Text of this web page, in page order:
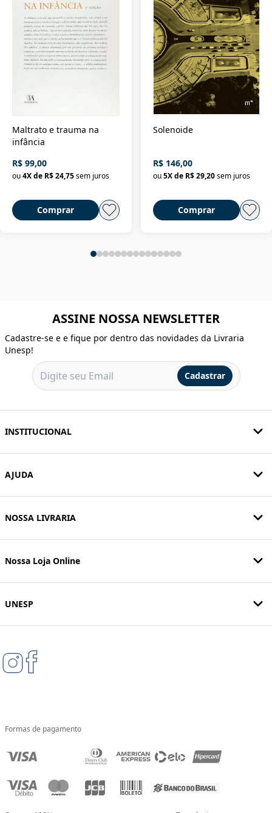
Maltrato e trauma na
infância
R$ 99,00
ou4X de R$ 24,75sem juros
Comprar
Solenoide
R$ 146,00
ou 5X de R$ 29,20 sem juros
Comprar
ASSINE NOSSA NEWSLETTER
Cadastre-se e e fique por dentro das novidades da Livraria
Unesp!
Cadastrar
INSTITUCIONAL
AJUDA
NOSSA LIVRARIA
Nossa Loja Online
UNESP
Formas de pagamento